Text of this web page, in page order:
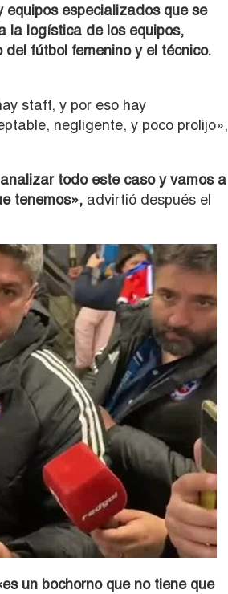
equipos especializados que se
la logística de los equipos,
fútbol femenino y el técnico.
staff, y por eso hay
negligente, y poco prolijo»,
todo este caso y vamos a
tenemos», advirtió después el
un bochorno que no tiene que